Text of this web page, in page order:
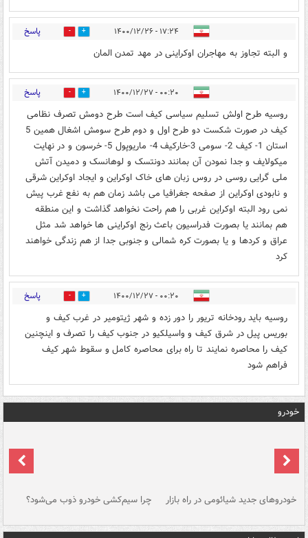
۱۷:۲۴ - ۱۴۰۰/۱۲/۲۶ 3 پاسخ
و البته تجاوز به مهاجران اوکراینی در مهد تمدن المان
۰۰:۲۰ - ۱۴۰۰/۱۲/۲۷ 0 پاسخ
روسیه طرح اولش تسلیم سیاسی کیف است طرح دومش تصرف نظامی
کیف در صورت شکست دو طرح اول و دوم طرح سومش اشغال همین 5
استان 1- کیف 2- سومی 3-خارکیف 4- ماریوپول 5- خرسون و در نهایت
میکولایف و جدا نمودن آن بمانند دونتسک و لوهانسک و دمیدن آتش
ملی گرایی روسی در روس زبان های خاک اوکراین و ایجاد اوکراین شرقی
و نابودی اوکراین از صفحه جغرافیا می باشد زمان هم به نفع غرب پیش
نمی رود البته اوکراین غربی را هم راحت نخواهد گذاشت و این منطقه
هم بمانند یا بصورت فدراسیون باعث رنج اوکراینی ها خواهد شد مثل
عراق و کردها و یا بصورت کره شمالی و جنوبی جدا از هم زندگی خواهند
کرد
۰۰:۲۰ - ۱۴۰۰/۱۲/۲۷ 0 پاسخ
روسیه باید رودخانه تریور را دور زده و شهر ژیتومیر در غرب کیف و
بوریس پیل در شرق کیف و واسیلکیو در جنوب کیف را تصرف و اینچنین
کیف را محاصره نمایند تا راه برای محاصره کامل و سقوط شهر کیف
فراهم شود
خودرو
خودروهای جدید شیائومی در راه بازار چرا سیم‌کشی خودرو ذوب می‌شود؟